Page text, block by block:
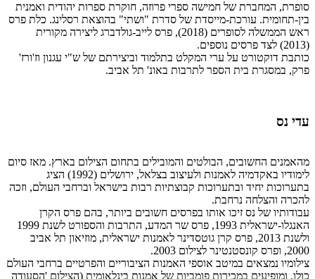
סופרת, המחברת של חמישה ספרי פרוזה, חוקרת ספרות יהודית ואמנית
בין-תחומית. עורכת-מייסדת של סדרת "ושתי" בהוצאת רסלינג. כלת פרס
ראש הממשלה לסופרים (2018), פרס לייב-גולדברג ליצירה מקורית
(2013) לצד פרסים נוספים.
כותבת דוקטורט על ערי המקלט בתלמוד וביצירתם של ש"י עגנון וז'ורז'
פרק, במסגרת בית הספר לתרבות באונ' תל אביב.
עדי נס
מהאמנים החשובים, הבולטים והמובילים בתחום הצילום בארץ. מאז סיום
לימודיו באקדמיה לאמנות ולעיצוב בצלאל, ירושלים (1992) הציג
בתערוכות יחיד ובתערוכות קבוצתיות רבות בישראל וברחבי העולם, וזכה
להכרה והצלחה נרחבת.
עבודותיו של נס זיכו אותו בפרסים חשובים ביותר, בהם פרס הקרן
האנגלו-ישראלית 1993, פרס שר המדע, התרבות והספורט לשנת 1999
ולשנת 2013, פרס קרן גוטסדינר לאמנות ישראלית, מוזיאון תל אביב
2000, ופרס קונסטנטינר לצילום 2003.
צילומיו נמצאים במיטב אוספי האמנות הציבוריים והפרטיים ברחבי העולם
כולו, ומופיעים במכירות פומביות של אמנות בינלאומית (הצילום 'הסעודה